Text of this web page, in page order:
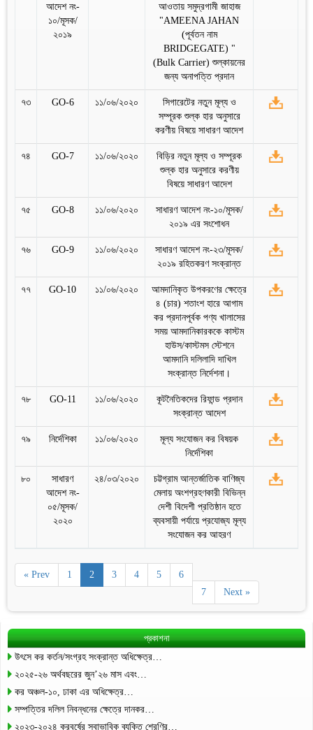
আদেশ নং-
১০/মূসক/
২০১৯
আওতায় সমুদ্রগামী জাহাজ
"AMEENA JAHAN
(পূর্বতন নাম
BRIDGEGATE) "
(Bulk Carrier) শুল্কায়নের
জন্য অনাপত্তি প্রদান
৭৩ GO-6 ১১/০৬/২০২০
সিগারেটের নতুন মূল্য ও
সম্পূরক শুল্ক হার অনুসারে
করণীয় বিষয়ে সাধারণ আদেশ
৭৪ GO-7 ১১/০৬/২০২০
বিড়ির নতুন মূল্য ও সম্পূরক
শুল্ক হার অনুসারে করণীয়
বিষয়ে সাধারণ আদেশ
৭৫ GO-8 ১১/০৬/২০২০
সাধারণ আদেশ নং-১০/মূসক/
২০১৯ এর সংশোধন
৭৬ GO-9 ১১/০৬/২০২০
সাধারণ আদেশ নং-২৩/মূসক/
২০১৯ রহিতকরণ সংক্রান্ত
৭৭ GO-10 ১১/০৬/২০২০
আমদানিকৃত উপকরণের ক্ষেত্রে
৪ (চার) শতাংশ হারে আগাম
কর প্রদানপূর্বক পণ্য খালাসের
সময় আমদানিকারককে কাস্টম
হাউস/কাস্টমস স্টেশনে
আমদানি দলিলাদি দাখিল
সংক্রান্ত নির্দেশনা।
৭৮ GO-11 ১১/০৬/২০২০
কূটনৈতিকদের রিফান্ড প্রদান
সংক্রান্ত আদেশ
৭৯ নির্দেশিকা ১১/০৬/২০২০
মূল্য সংযোজন কর বিষয়ক
নির্দেশিকা
৮০
সাধারণ
আদেশ নং-
০৫/মূসক/
২০২০
২৪/০৩/২০২০
চট্টগ্রাম আন্তর্জাতিক বাণিজ্য
মেলায় অংশগ্রহণকারী বিভিন্ন
দেশী বিদেশী প্রতিষ্ঠান হতে
ব্যবসায়ী পর্যায়ে প্রযোজ্য মূল্য
সংযোজন কর আহরণ
« Prev 1 2 3 4 5
6
7
Next »
প্রকাশনা
উৎসে কর কর্তন/সংগ্রহ সংক্রান্ত অধিক্ষেত্র…
২০২৫-২৬ অর্থবছরের জুন’২৬ মাস এবং…
কর অঞ্চল-১০, ঢাকা এর অধিক্ষেত্র…
সম্পত্তির দলিল নিবন্ধনের ক্ষেত্রে দানকর…
২০২৩-২০২৪ করবর্ষের স্বাভাবিক ব্যক্তি শ্রেণির…